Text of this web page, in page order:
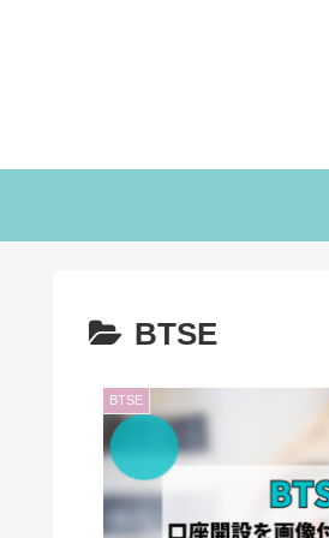
BTSE
BTSE